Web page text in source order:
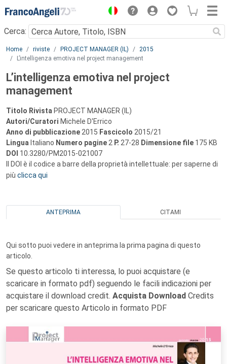
Menu
Cerca:
Main content
Home riviste PROJECT MANAGER (IL)
2015
L’intelligenza emotiva nel project management
L’intelligenza emotiva nel project
management
Titolo Rivista PROJECT MANAGER (IL)
Autori/Curatori Michele D'Errico
Anno di pubblicazione 2015 Fascicolo 2015/21
Lingua Italiano Numero pagine 2 P. 27-28 Dimensione file 175 KB
DOI 10.3280/PM2015-021007
Il DOI è il codice a barre della proprietà intellettuale: per saperne di
più clicca qui
ANTEPRIMA CITAMI
Qui sotto puoi vedere in anteprima la prima pagina di questo
articolo.
Se questo articolo ti interessa, lo puoi acquistare (e
scaricare in formato pdf) seguendo le facili indicazioni per
acquistare il download credit. Acquista Download Credits
per scaricare questo Articolo in formato PDF